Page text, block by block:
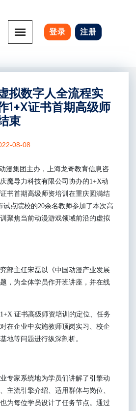
登录 注册
拟数字人全流程实
1+X证书首期高级师
束
08-08
漫集团主办，上海龙奇教育信息咨
魔导力科技有限公司协办的1+X动
书首期高级师资培训在重庆圆满结
试点院校的20余名教师参加了本次高
聚焦当前动漫游戏领域前沿的虚拟
部主任宋磊以《中国动漫产业发展
，为全体学员作开班讲座，并在线
1+X 证书高级师资培训的定位、任务
在企业中实施教师顶岗实习、校企
地等问题进行纵深剖析。
专家系统地为学员们讲解了引擎动
主流引擎介绍、适用群体与岗位、
为每位学员设计了任务节点。通过